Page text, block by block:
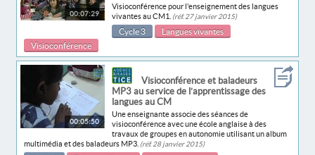
00:07:29
Visioconférence pour l'enseignement des langues
vivantes au CM1. (réf. 27 janvier 2015)
Cycle 3
Langues vivantes
Visioconférence
00:05:50
Visioconférence et baladeurs
MP3 au service de l’apprentissage des
langues au CM
Une enseignante associe des séances de
visioconférence avec une école anglaise à des
travaux de groupes en autonomie utilisant un album
multimédia et des baladeurs MP3. (réf. 28 janvier 2015)